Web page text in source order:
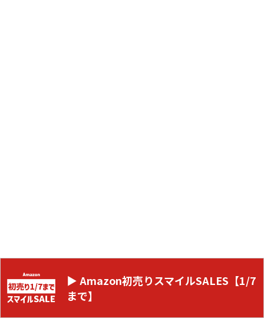
▶ Amazon初売りスマイルSALES【1/7
まで】